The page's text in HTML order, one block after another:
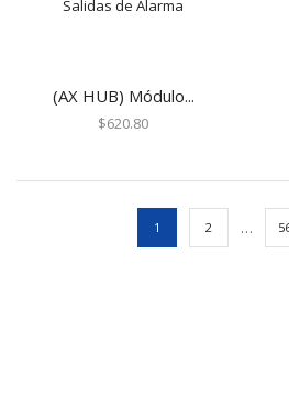
Accesorios
Central Receptora
Comunicadores
(AX HUB) Módulo...
$620.80
1 2 …